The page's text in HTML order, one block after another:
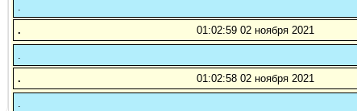
.
.
01:02:59 02 ноября 2021
.
.
01:02:58 02 ноября 2021
.